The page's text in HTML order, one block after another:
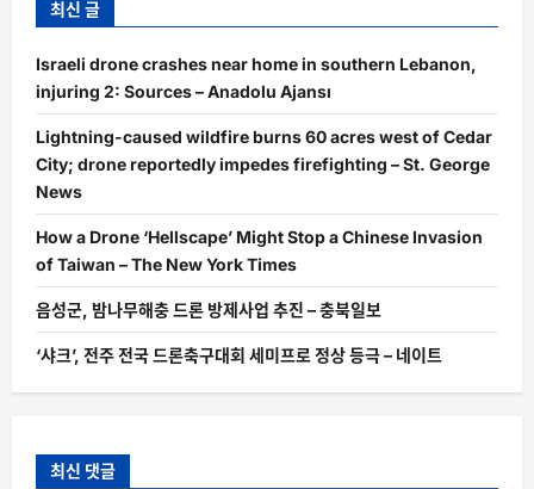
최신 글
Israeli drone crashes near home in southern Lebanon,
injuring 2: Sources – Anadolu Ajansı
Lightning-caused wildfire burns 60 acres west of Cedar
City; drone reportedly impedes firefighting – St. George
News
How a Drone ‘Hellscape’ Might Stop a Chinese Invasion
of Taiwan – The New York Times
음성군, 밤나무해충 드론 방제사업 추진 – 충북일보
‘샤크’, 전주 전국 드론축구대회 세미프로 정상 등극 – 네이트
최신 댓글